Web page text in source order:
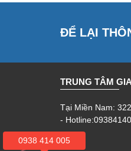
ĐỂ LẠI
TRUNG TÂM
Tại Miền Nam:
-
0938 414 005